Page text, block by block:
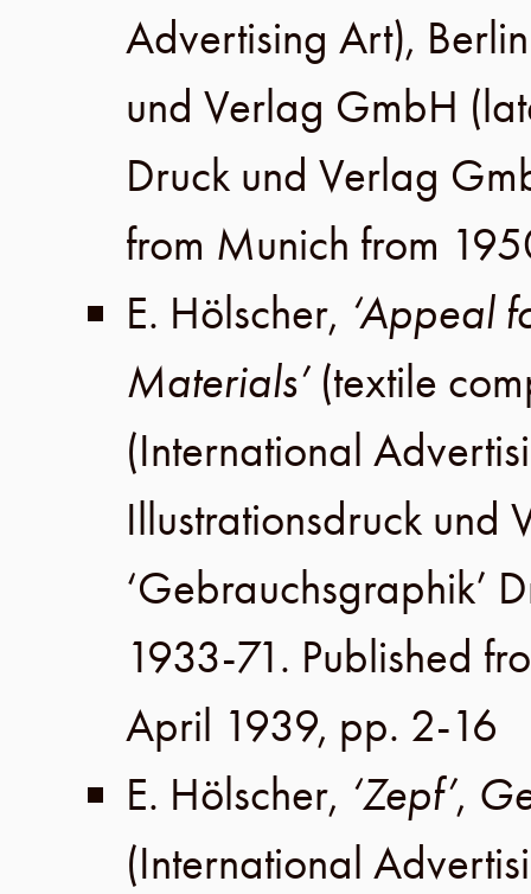
Advertising Art), Berlin
und Verlag GmbH
Druck und Verlag
from Munich from
E. Hölscher, ‘Appeal
Materials’ (textile
(International
Illustrationsdruck und
‘Gebrauchsgraphik’
1933-71. Published
April 1939, pp. 2-16
E. Hölscher, ‘Zepf’,
(International